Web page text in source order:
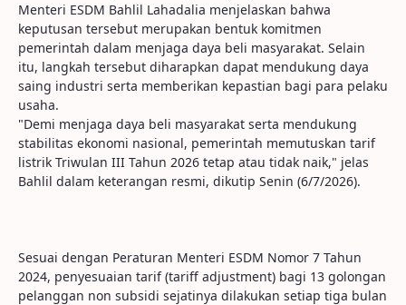
Menteri ESDM Bahlil Lahadalia menjelaskan bahwa
keputusan tersebut merupakan bentuk komitmen
pemerintah dalam menjaga daya beli masyarakat. Selain
itu, langkah tersebut diharapkan dapat mendukung daya
saing industri serta memberikan kepastian bagi para pelaku
usaha.
"Demi menjaga daya beli masyarakat serta mendukung
stabilitas ekonomi nasional, pemerintah memutuskan tarif
listrik Triwulan III Tahun 2026 tetap atau tidak naik," jelas
Bahlil dalam keterangan resmi, dikutip Senin (6/7/2026).
Sesuai dengan Peraturan Menteri ESDM Nomor 7 Tahun
2024, penyesuaian tarif (tariff adjustment) bagi 13 golongan
pelanggan non subsidi sejatinya dilakukan setiap tiga bulan